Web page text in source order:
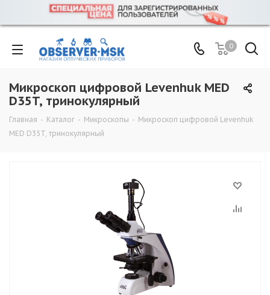
0
Микроскоп цифровой Levenhuk MED
D35T, тринокулярный
Главная - Каталог - Микроскопы - Микроскоп цифровой Levenhuk
MED D35T, тринокулярный